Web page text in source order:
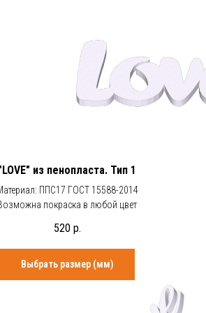
из пенопласта. Тип 1
ППС17 ГОСТ 15588-2014
покраска в любой цвет
520 р.
Выбрать размер (мм)